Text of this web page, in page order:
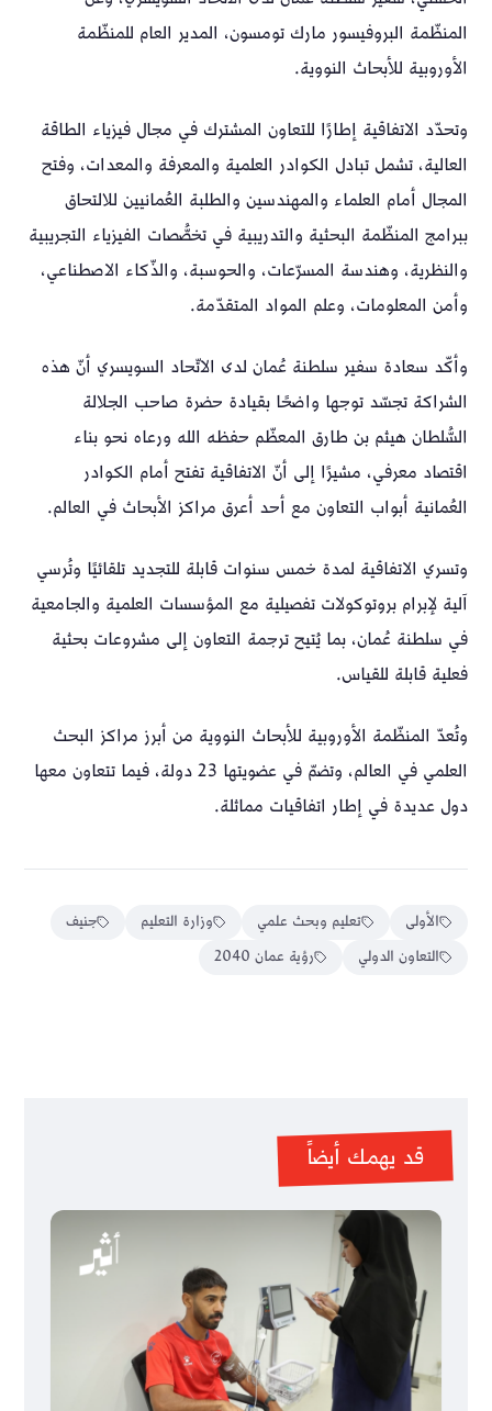
المنظّمة البروفيسور مارك تومسون، المدير العام للمنظّمة
الأوروبية للأبحاث النووية.
وتحدّد الاتفاقية إطارًا للتعاون المشترك في مجال فيزياء الطاقة
العالية، تشمل تبادل الكوادر العلمية والمعرفة والمعدات، وفتح
المجال أمام العلماء والمهندسين والطلبة العُمانيين للالتحاق
ببرامج المنظّمة البحثية والتدريبية في تخصُّصات الفيزياء التجريبية
والنظرية، وهندسة المسرّعات، والحوسبة، والذّكاء الاصطناعي،
وأمن المعلومات، وعلم المواد المتقدّمة.
وأكّد سعادة سفير سلطنة عُمان لدى الاتّحاد السويسري أنّ هذه
الشراكة تجسّد توجها واضحًا بقيادة حضرة صاحب الجلالة
السُّلطان هيثم بن طارق المعظّم حفظه الله ورعاه نحو بناء
اقتصاد معرفي، مشيرًا إلى أنّ الاتفاقية تفتح أمام الكوادر
العُمانية أبواب التعاون مع أحد أعرق مراكز الأبحاث في العالم.
وتسري الاتفاقية لمدة خمس سنوات قابلة للتجديد تلقائيًا وتُرسي
آلية لإبرام بروتوكولات تفصيلية مع المؤسسات العلمية والجامعية
في سلطنة عُمان، بما يُتيح ترجمة التعاون إلى مشروعات بحثية
فعلية قابلة للقياس.
وتُعدّ المنظّمة الأوروبية للأبحاث النووية من أبرز مراكز البحث
العلمي في العالم، وتضمّ في عضويتها 23 دولة، فيما تتعاون معها
دول عديدة في إطار اتفاقيات مماثلة.
الأولى تعليم وبحث علمي وزارة التعليم
جنيف
التعاون الدولي
رؤية عمان 2040
قد يهمك أيضاً